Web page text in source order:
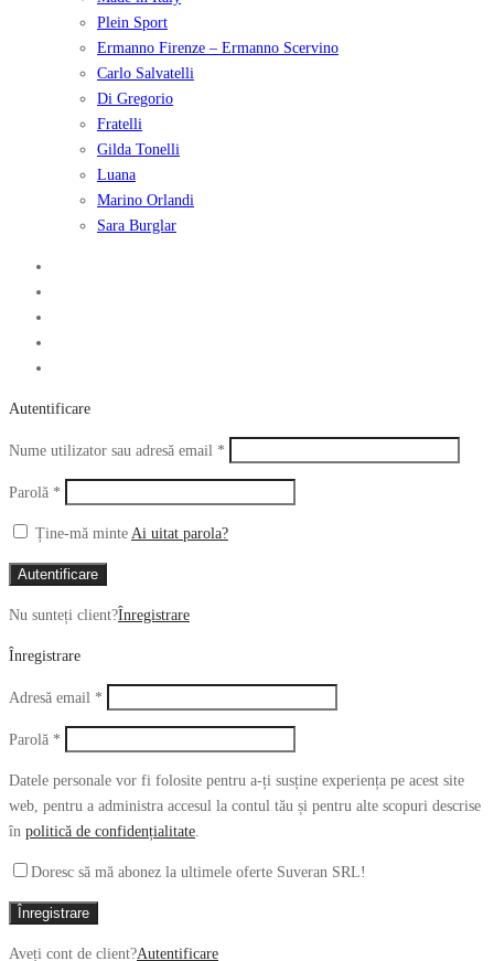
Plein Sport
Ermanno Firenze – Ermanno Scervino
Carlo Salvatelli
Di Gregorio
Fratelli
Gilda Tonelli
Luana
Marino Orlandi
Sara Burglar
Autentificare
Nume utilizator sau adresă email *
Parolă *
Ține-mă minte Ai uitat parola?
Autentificare
Nu sunteți client?Înregistrare
Înregistrare
Adresă email *
Parolă *
Datele personale vor fi folosite pentru a-ți susține experiența pe acest site
web, pentru a administra accesul la contul tău și pentru alte scopuri descrise
în politică de confidențialitate.
Doresc să mă abonez la ultimele oferte Suveran SRL!
Înregistrare
Aveți cont de client?Autentificare